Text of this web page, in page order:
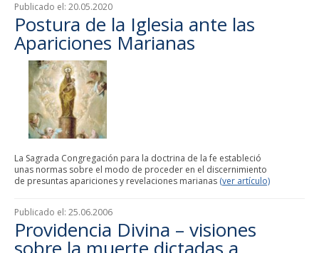
Publicado el: 20.05.2020
Postura de la Iglesia ante las
Apariciones Marianas
La Sagrada Congregación para la doctrina de la fe estableció
unas normas sobre el modo de proceder en el discernimiento
de presuntas apariciones y revelaciones marianas (ver artículo)
Publicado el: 25.06.2006
Providencia Divina – visiones